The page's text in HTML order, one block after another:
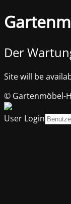
Der
Site will be
© Gartenmöbel-
User Login